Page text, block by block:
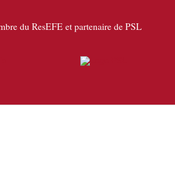
du ResEFE et partenaire de PSL